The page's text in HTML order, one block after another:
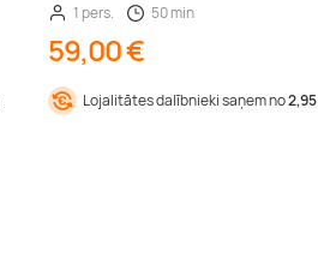
1 pers.
50 min
59,00 €
Lojalitātes dalībnieki saņem no